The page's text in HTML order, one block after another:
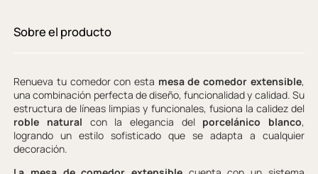
Sobre el producto
Renueva tu comedor con esta mesa de comedor extensible,
una combinación perfecta de diseño, funcionalidad y calidad. Su
estructura de líneas limpias y funcionales, fusiona la calidez del
roble natural con la elegancia del porcelánico blanco,
logrando un estilo sofisticado que se adapta a cualquier
decoración.